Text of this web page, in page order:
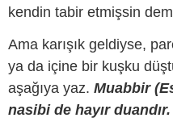
kendin tabir etmişsin
Ama karışık geldiyse,
ya da içine bir kuşku
aşağıya yaz. Muabbir
nasibi de hayır duandır.